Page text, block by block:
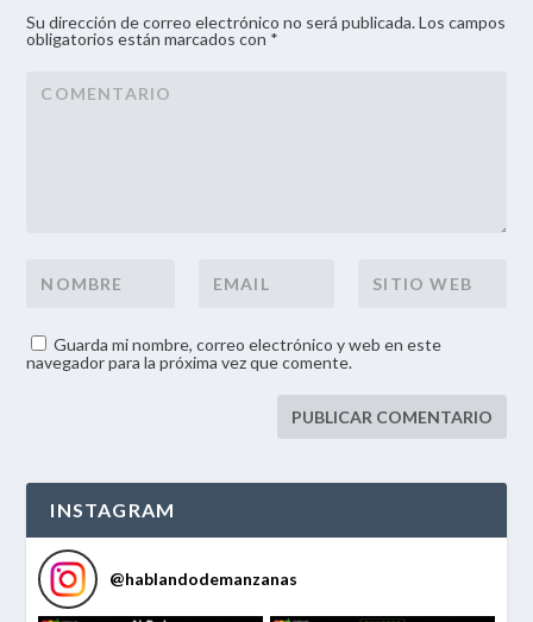
Su dirección de correo electrónico no será publicada. Los campos
obligatorios están marcados con *
Guarda mi nombre, correo electrónico y web en este
navegador para la próxima vez que comente.
INSTAGRAM
@hablandodemanzanas